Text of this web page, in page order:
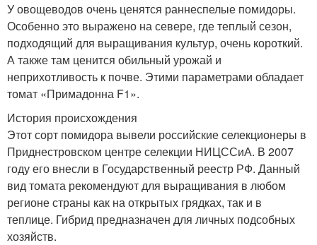
У овощеводов очень ценятся раннеспелые помидоры.
Особенно это выражено на севере, где теплый сезон,
подходящий для выращивания культур, очень короткий.
А также там ценится обильный урожай и
неприхотливость к почве. Этими параметрами обладает
томат «Примадонна F1».
История происхождения
Этот сорт помидора вывели российские селекционеры в
Приднестровском центре селекции НИЦССиА. В 2007
году его внесли в Государственный реестр РФ. Данный
вид томата рекомендуют для выращивания в любом
регионе страны как на открытых грядках, так и в
теплице. Гибрид предназначен для личных подсобных
хозяйств.